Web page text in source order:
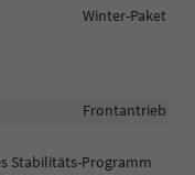
Winter-Paket
Frontantrieb
Stabilitäts-Programm